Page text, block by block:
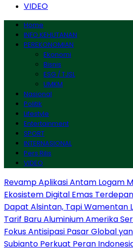
VIDEO
Home
INFO KEHUTANAN
PEREKONOMIAN
Ekonomi
Bisnis
ESG / TJSL
UMKM
Nasional
Politik
Lifestyle
Entertainment
SPORT
INTERNASIONAL
Pers Rilis
VIDEO
Revamp Aplikasi Antam Logam
Ekosistem Digital Emas Terdepan
Dapat Alsintan, Tapi Wamentan
Tarif Baru Aluminium Amerika
Fokus Antisipasi Pasar Global
Subianto Perkuat Peran